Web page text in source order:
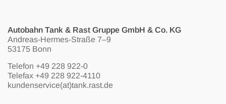
Autobahn Tank & Rast Gruppe GmbH & Co. KG
Andreas-Hermes-Straße 7–9
53175 Bonn
Telefon +49 228 922-0
Telefax +49 228 922-4110
kundenservice(at)tank.rast.de